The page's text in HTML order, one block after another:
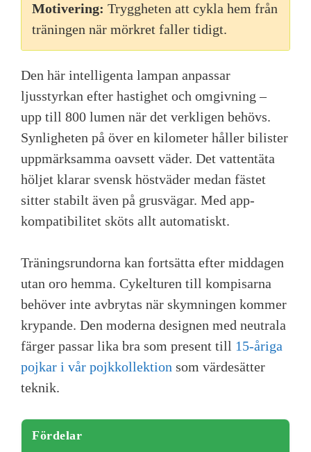
Motivering: Tryggheten att cykla hem från
träningen när mörkret faller tidigt.
Den här intelligenta lampan anpassar
ljusstyrkan efter hastighet och omgivning –
upp till 800 lumen när det verkligen behövs.
Synligheten på över en kilometer håller bilister
uppmärksamma oavsett väder. Det vattentäta
höljet klarar svensk höstväder medan fästet
sitter stabilt även på grusvägar. Med app-
kompatibilitet sköts allt automatiskt.
Träningsrundorna kan fortsätta efter middagen
utan oro hemma. Cykelturen till kompisarna
behöver inte avbrytas när skymningen kommer
krypande. Den moderna designen med neutrala
färger passar lika bra som present till 15-åriga
pojkar i vår pojkkollektion som värdesätter
teknik.
Fördelar